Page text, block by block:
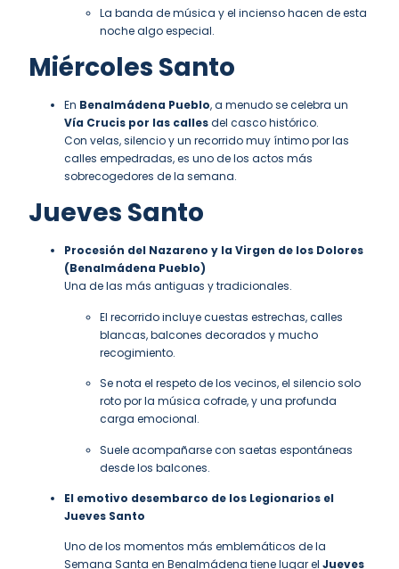
La banda de música y el incienso hacen de esta
noche algo especial.
Miércoles Santo
En Benalmádena Pueblo, a menudo se celebra un
Vía Crucis por las callesdel casco histórico.
Con velas, silencio y un recorrido muy íntimo por las
calles empedradas, es uno de los actos más
sobrecogedores de la semana.
Jueves Santo
Procesión del Nazareno y la Virgen de los Dolores
(Benalmádena Pueblo)
Una de las más antiguas y tradicionales.
El recorrido incluye cuestas estrechas, calles
blancas, balcones decorados y mucho
recogimiento.
Se nota el respeto de los vecinos, el silencio solo
roto por la música cofrade, y una profunda
carga emocional.
Suele acompañarse con saetas espontáneas
desde los balcones.
El emotivo desembarco de los Legionarios el
Jueves Santo
Uno de los momentos más emblemáticos de la
Semana Santa en Benalmádena tiene lugar el Jueves